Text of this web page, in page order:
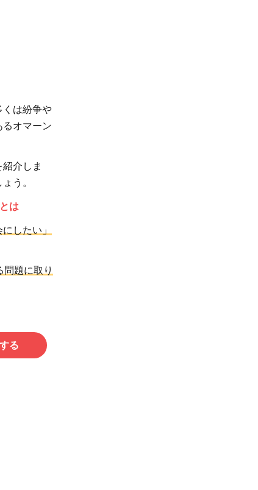
くは紛争や
オマーン
介しま
う。
は
したい」
題に取り
る